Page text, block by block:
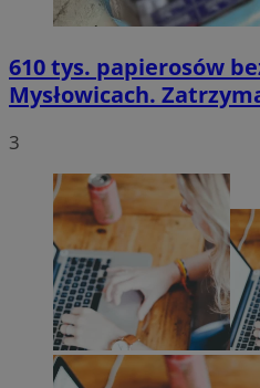
610 tys. papierosów
Mysłowicach.
3